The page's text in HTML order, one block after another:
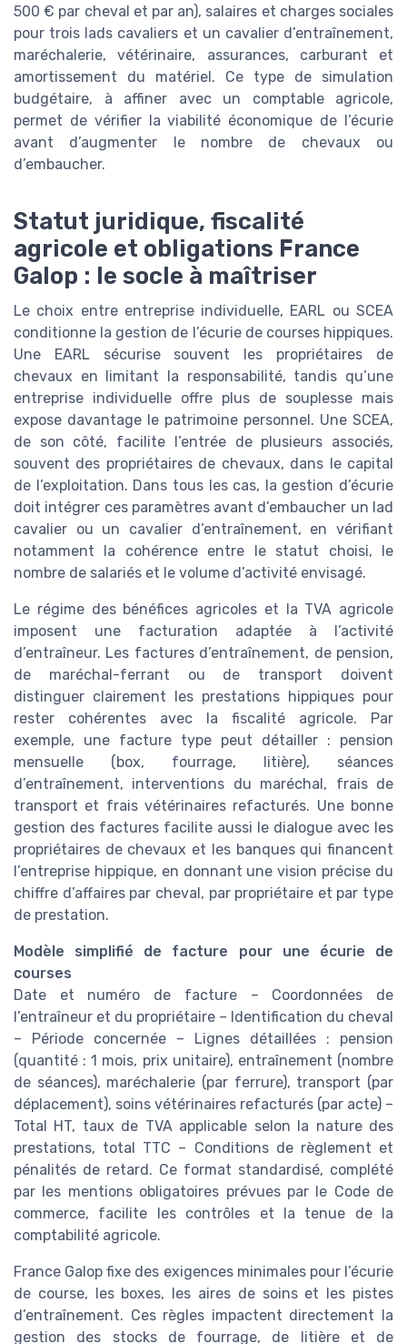
500 € par cheval et par an), salaires et charges sociales
pour trois lads cavaliers et un cavalier d’entraînement,
maréchalerie, vétérinaire, assurances, carburant et
amortissement du matériel. Ce type de simulation
budgétaire, à affiner avec un comptable agricole,
permet de vérifier la viabilité économique de l’écurie
avant d’augmenter le nombre de chevaux ou
d’embaucher.
Statut juridique, fiscalité
agricole et obligations France
Galop : le socle à maîtriser
Le choix entre entreprise individuelle, EARL ou SCEA
conditionne la gestion de l’écurie de courses hippiques.
Une EARL sécurise souvent les propriétaires de
chevaux en limitant la responsabilité, tandis qu’une
entreprise individuelle offre plus de souplesse mais
expose davantage le patrimoine personnel. Une SCEA,
de son côté, facilite l’entrée de plusieurs associés,
souvent des propriétaires de chevaux, dans le capital
de l’exploitation. Dans tous les cas, la gestion d’écurie
doit intégrer ces paramètres avant d’embaucher un lad
cavalier ou un cavalier d’entraînement, en vérifiant
notamment la cohérence entre le statut choisi, le
nombre de salariés et le volume d’activité envisagé.
Le régime des bénéfices agricoles et la TVA agricole
imposent une facturation adaptée à l’activité
d’entraîneur. Les factures d’entraînement, de pension,
de maréchal-ferrant ou de transport doivent
distinguer clairement les prestations hippiques pour
rester cohérentes avec la fiscalité agricole. Par
exemple, une facture type peut détailler : pension
mensuelle (box, fourrage, litière), séances
d’entraînement, interventions du maréchal, frais de
transport et frais vétérinaires refacturés. Une bonne
gestion des factures facilite aussi le dialogue avec les
propriétaires de chevaux et les banques qui financent
l’entreprise hippique, en donnant une vision précise du
chiffre d’affaires par cheval, par propriétaire et par type
de prestation.
Modèle simplifié de facture pour une écurie de
courses
Date et numéro de facture – Coordonnées de
l’entraîneur et du propriétaire – Identification du cheval
– Période concernée – Lignes détaillées : pension
(quantité : 1 mois, prix unitaire), entraînement (nombre
de séances), maréchalerie (par ferrure), transport (par
déplacement), soins vétérinaires refacturés (par acte) –
Total HT, taux de TVA applicable selon la nature des
prestations, total TTC – Conditions de règlement et
pénalités de retard. Ce format standardisé, complété
par les mentions obligatoires prévues par le Code de
commerce, facilite les contrôles et la tenue de la
comptabilité agricole.
France Galop fixe des exigences minimales pour l’écurie
de course, les boxes, les aires de soins et les pistes
d’entraînement. Ces règles impactent directement la
gestion des stocks de fourrage, de litière et de